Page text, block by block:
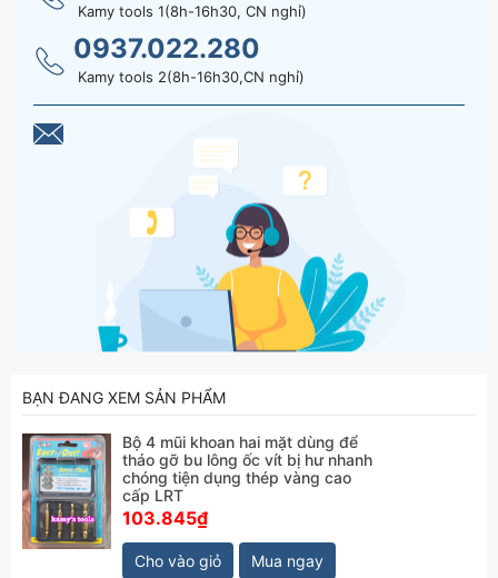
Kamy tools 1(8h-16h30, CN nghỉ)
0937.022.280
Kamy tools 2(8h-16h30,CN nghỉ)
BẠN ĐANG XEM SẢN PHẨM
Bộ 4 mũi khoan hai mặt dùng để
tháo gỡ bu lông ốc vít bị hư nhanh
chóng tiện dụng thép vàng cao
cấp LRT
103.845₫
Cho vào giỏ Mua ngay